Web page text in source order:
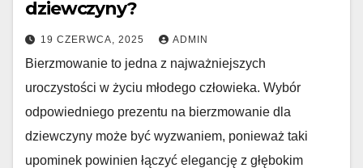
dziewczyny?
19 CZERWCA, 2025 ADMIN
Bierzmowanie to jedna z najważniejszych
uroczystości w życiu młodego człowieka. Wybór
odpowiedniego prezentu na bierzmowanie dla
dziewczyny może być wyzwaniem, ponieważ taki
upominek powinien łączyć elegancję z głębokim